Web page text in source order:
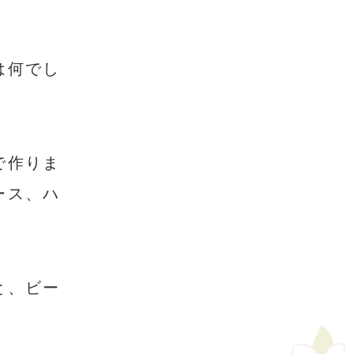
でし
りま
ス、ハ
、ビー